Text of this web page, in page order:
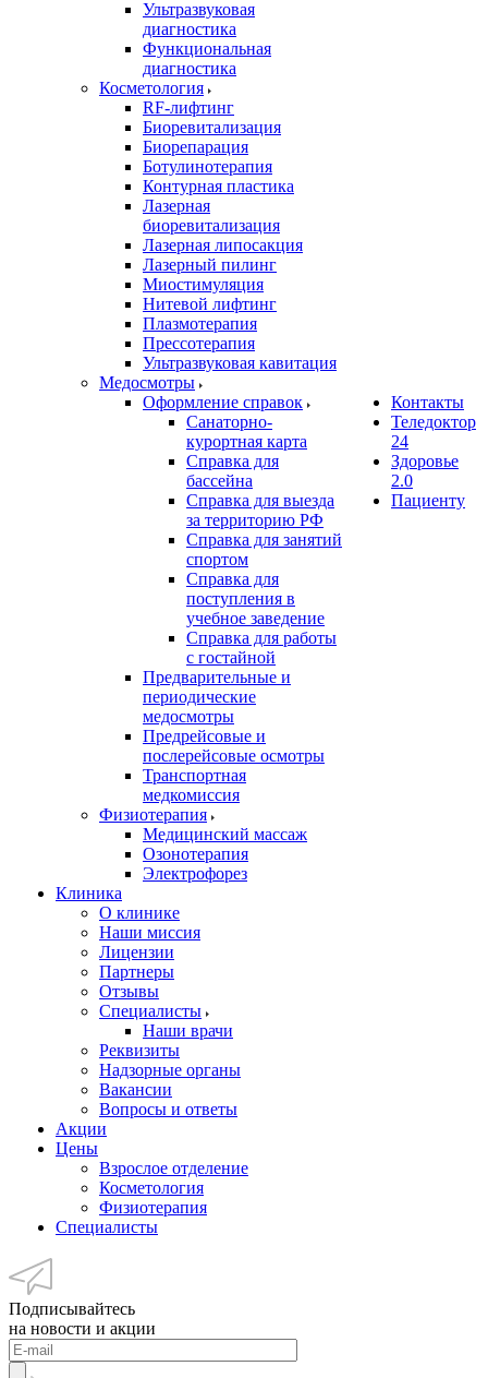
Ультразвуковая
диагностика
Функциональная
диагностика
Косметология
RF-лифтинг
Биоревитализация
Биорепарация
Ботулинотерапия
Контурная пластика
Лазерная
биоревитализация
Лазерная липосакция
Лазерный пилинг
Миостимуляция
Нитевой лифтинг
Плазмотерапия
Прессотерапия
Ультразвуковая кавитация
Медосмотры
Оформление справок
Санаторно-
курортная карта
Справка для
бассейна
Справка для выезда
за территорию РФ
Справка для занятий
спортом
Справка для
поступления в
учебное заведение
Справка для работы
с гостайной
Предварительные и
периодические
медосмотры
Предрейсовые и
послерейсовые осмотры
Транспортная
медкомиссия
Физиотерапия
Медицинский массаж
Озонотерапия
Электрофорез
Клиника
О клинике
Наши миссия
Лицензии
Партнеры
Отзывы
Специалисты
Наши врачи
Реквизиты
Надзорные органы
Вакансии
Вопросы и ответы
Акции
Цены
Взрослое отделение
Косметология
Физиотерапия
Специалисты
Контакты
Теледоктор
24
Здоровье
2.0
Пациенту
Подписывайтесь
на новости и акции